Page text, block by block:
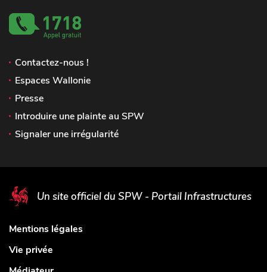
Contactez-nous !
Espaces Wallonie
Presse
Introduire une plainte au SPW
Signaler une irrégularité
Un site officiel du SPW - Portail Infrastructures
Mentions légales
Vie privée